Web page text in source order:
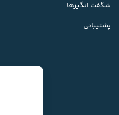
شگفت انگیزها
پشتیبانی